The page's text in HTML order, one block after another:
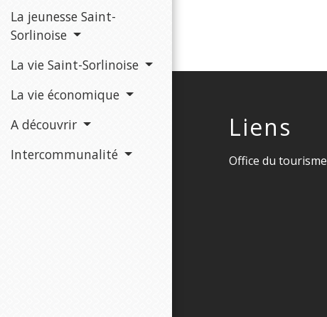
La jeunesse Saint-
Sorlinoise
La vie Saint-Sorlinoise
La vie économique
A découvrir
Intercommunalité
Liens
Office du tourisme